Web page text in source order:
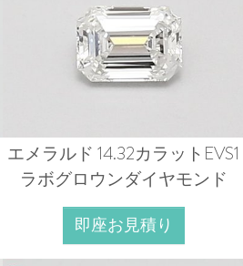
エメラルド 14.32カラットEVS1
ラボグロウンダイヤモンド
即座お見積り